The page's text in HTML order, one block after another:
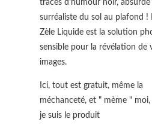
traces d'humour noir, absurde
surréaliste du sol au plafond !
Zèle Liquide est la solution
sensible pour la révélation de
images.
Ici, tout est gratuit, même la
méchanceté, et " mème "
je suis le produit